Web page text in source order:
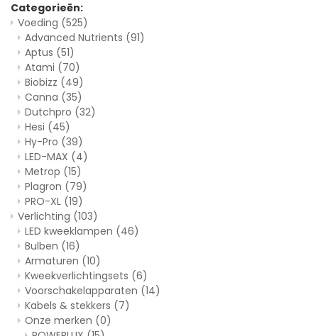
Categorieën:
Voeding (525)
Advanced Nutrients (91)
Aptus (51)
Atami (70)
Biobizz (49)
Canna (35)
Dutchpro (32)
Hesi (45)
Hy-Pro (39)
LED-MAX (4)
Metrop (15)
Plagron (79)
PRO-XL (19)
Verlichting (103)
LED kweeklampen (46)
Bulben (16)
Armaturen (10)
Kweekverlichtingsets (6)
Voorschakelapparaten (14)
Kabels & stekkers (7)
Onze merken (0)